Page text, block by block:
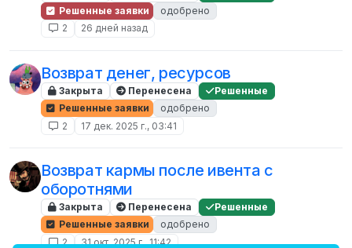
Решенные заявки
одобрено
2
26 дней назад
Возврат денег, ресурсов
Закрыта Перенесена
Решенные
Решенные заявки
одобрено
2
17 дек. 2025 г., 03:41
Возврат кармы после ивента с
оборотнями
Закрыта Перенесена
Решенные
Решенные заявки
одобрено
2
31 окт. 2025 г., 11:42